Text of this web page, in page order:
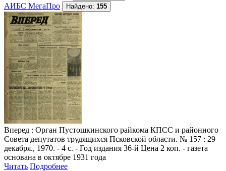
АИБС МегаПро
Найдено: 155
Вперед : Орган Пустошкинского райкома КПСС и районного
Совета депутатов трудящихся Псковской области. № 157 : 29
декабря., 1970. - 4 с. - Год издания 36-й Цена 2 коп. - газета
основана в октябре 1931 года
Читать Подробнее